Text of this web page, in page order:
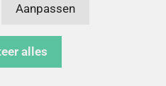
–Privacyverklaring
Aanpassen
alles